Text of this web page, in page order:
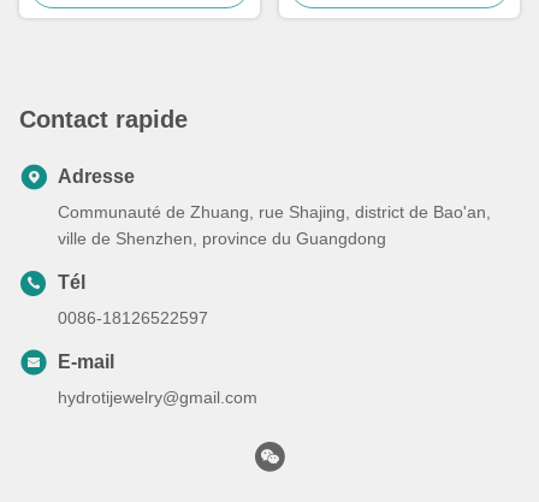
plusieurs tailles
ternissement
Contact rapide
Adresse
Communauté de Zhuang, rue Shajing, district de Bao'an,
ville de Shenzhen, province du Guangdong
Tél
0086-18126522597
E-mail
hydrotijewelry@gmail.com